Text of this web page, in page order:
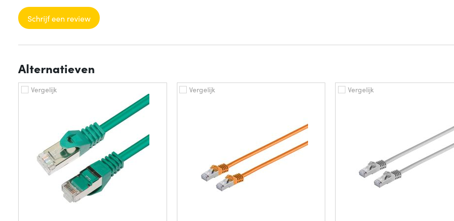
Schrijf een review
Alternatieven
Vergelijk Vergelijk Vergelijk